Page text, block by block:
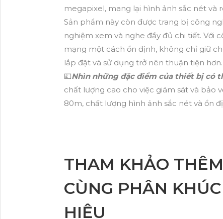
megapixel, mang lại hình ảnh sắc nét và
Sản phẩm này còn được trang bị công
nghiệm xem và nghe đầy đủ chi tiết. Với
mạng một cách ổn định, không chỉ giữ
lắp đặt và sử dụng trở nên thuận tiện hơn.
💷Nhìn những đặc điểm của thiết bị có
chất lượng cao cho việc giám sát và bảo
80m, chất lượng hình ảnh sắc nét và ổn
THAM KHẢO
CÙNG PHÂN
HIỆU